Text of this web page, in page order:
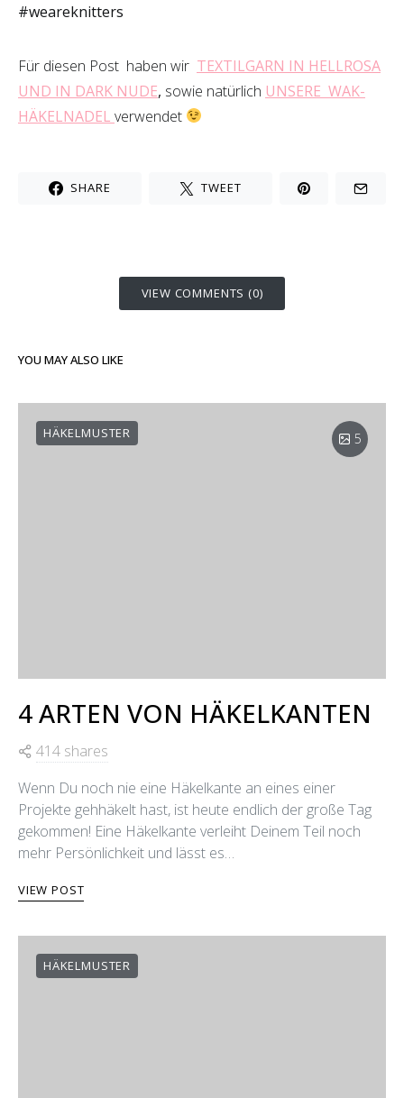
#weareknitters
Für diesen Post haben wir TEXTILGARN IN HELLROSA
UND IN DARK NUDE, sowie natürlich UNSERE WAK-
HÄKELNADEL verwendet
SHARE TWEET
VIEW COMMENTS (0)
YOU MAY ALSO LIKE
HÄKELMUSTER 5
4 ARTEN VON HÄKELKANTEN
414 shares
Wenn Du noch nie eine Häkelkante an eines einer
Projekte gehhäkelt hast, ist heute endlich der große Tag
gekommen! Eine Häkelkante verleiht Deinem Teil noch
mehr Persönlichkeit und lässt es…
VIEW POST
HÄKELMUSTER